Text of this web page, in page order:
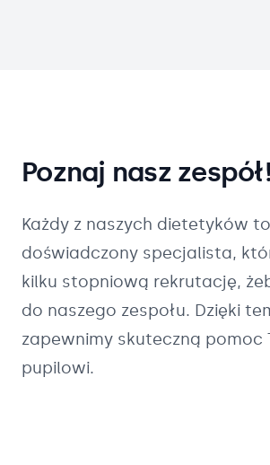
Poznaj nasz zespół!
Każdy z naszych dietetyków to
doświadczony specjalista,
kilku stopniową rekrutację,
do naszego zespołu. Dzięki
zapewnimy skuteczną pomoc
pupilowi.